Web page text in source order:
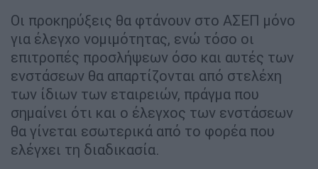
Οι προκηρύξεις θα φτάνουν στο ΑΣΕΠ μόνο
για έλεγχο νομιμότητας, ενώ τόσο οι
επιτροπές προσλήψεων όσο και αυτές των
ενστάσεων θα απαρτίζονται από στελέχη
των ίδιων των εταιρειών, πράγμα που
σημαίνει ότι και ο έλεγχος των ενστάσεων
θα γίνεται εσωτερικά από το φορέα που
ελέγχει τη διαδικασία.